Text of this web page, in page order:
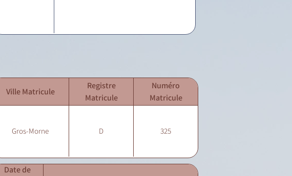
Ville Matricule
Registre
Matricule
Numéro
Matricule
Gros-Morne D 325
Date de